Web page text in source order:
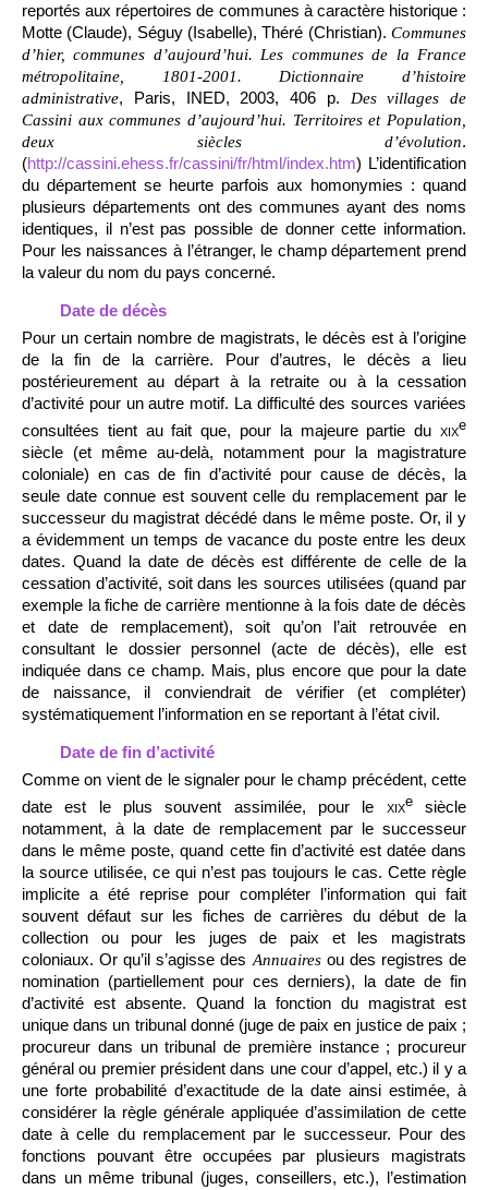
reportés aux répertoires de communes à caractère historique :
Motte (Claude), Séguy (Isabelle), Théré (Christian). Communes
d’hier, communes d’aujourd’hui. Les communes de la France
métropolitaine, 1801-2001. Dictionnaire d’histoire
administrative, Paris, INED, 2003, 406 p.
Des villages de
Cassini aux communes d’aujourd’hui. Territoires et Population,
deux siècles d’évolution.
(http://cassini.ehess.fr/cassini/fr/html/index.htm) L’identification
du département se heurte parfois aux homonymies : quand
plusieurs départements ont des communes ayant des noms
identiques, il n’est pas possible de donner cette information.
Pour les naissances à l’étranger, le champ département prend
la valeur du nom du pays concerné.
Date de décès
Pour un certain nombre de magistrats, le décès est à l’origine
de la fin de la carrière. Pour d’autres, le décès a lieu
postérieurement au départ à la retraite ou à la cessation
d’activité pour un autre motif. La difficulté des sources variées
consultées tient au fait que, pour la majeure partie du xixe
siècle (et même au-delà, notamment pour la magistrature
coloniale) en cas de fin d’activité pour cause de décès, la
seule date connue est souvent celle du remplacement par le
successeur du magistrat décédé dans le même poste. Or, il y
a évidemment un temps de vacance du poste entre les deux
dates. Quand la date de décès est différente de celle de la
cessation d’activité, soit dans les sources utilisées (quand par
exemple la fiche de carrière mentionne à la fois date de décès
et date de remplacement), soit qu’on l’ait retrouvée en
consultant le dossier personnel (acte de décès), elle est
indiquée dans ce champ. Mais, plus encore que pour la date
de naissance, il conviendrait de vérifier (et compléter)
systématiquement l’information en se reportant à l’état civil.
Date de fin d’activité
Comme on vient de le signaler pour le champ précédent, cette
date est le plus souvent assimilée, pour le xixesiècle
notamment, à la date de remplacement par le successeur
dans le même poste, quand cette fin d’activité est datée dans
la source utilisée, ce qui n’est pas toujours le cas. Cette règle
implicite a été reprise pour compléter l’information qui fait
souvent défaut sur les fiches de carrières du début de la
collection ou pour les juges de paix et les magistrats
coloniaux. Or qu’il s’agisse des Annuairesou des registres de
nomination (partiellement pour ces derniers), la date de fin
d’activité est absente. Quand la fonction du magistrat est
unique dans un tribunal donné (juge de paix en justice de paix ;
procureur dans un tribunal de première instance ; procureur
général ou premier président dans une cour d’appel, etc.) il y a
une forte probabilité d’exactitude de la date ainsi estimée, à
considérer la règle générale appliquée d’assimilation de cette
date à celle du remplacement par le successeur. Pour des
fonctions pouvant être occupées par plusieurs magistrats
dans un même tribunal (juges, conseillers, etc.), l’estimation